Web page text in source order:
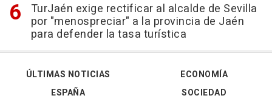
TurJaén exige rectificar al alcalde de Sevilla
por "menospreciar" a la provincia de Jaén
para defender la tasa turística
ÚLTIMAS NOTICIAS
ESPAÑA
ECONOMÍA
SOCIEDAD